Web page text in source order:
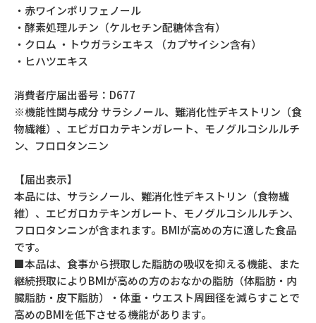
・赤ワインポリフェノール
・酵素処理ルチン（ケルセチン配糖体含有）
・クロム ・トウガラシエキス （カプサイシン含有）
・ヒハツエキス
消費者庁届出番号：D677
※機能性関与成分 サラシノール、難消化性デキストリン（食
物繊維）、エピガロカテキンガレート、モノグルコシルルチ
ン、フロロタンニン
【届出表示】
本品には、サラシノール、難消化性デキストリン（食物繊
維）、エピガロカテキンガレート、モノグルコシルルチン、
フロロタンニンが含まれます。BMIが高めの方に適した食品
です。
■本品は、食事から摂取した脂肪の吸収を抑える機能、また
継続摂取によりBMIが高めの方のおなかの脂肪（体脂肪・内
臓脂肪・皮下脂肪）・体重・ウエスト周囲径を減らすことで
高めのBMIを低下させる機能があります。